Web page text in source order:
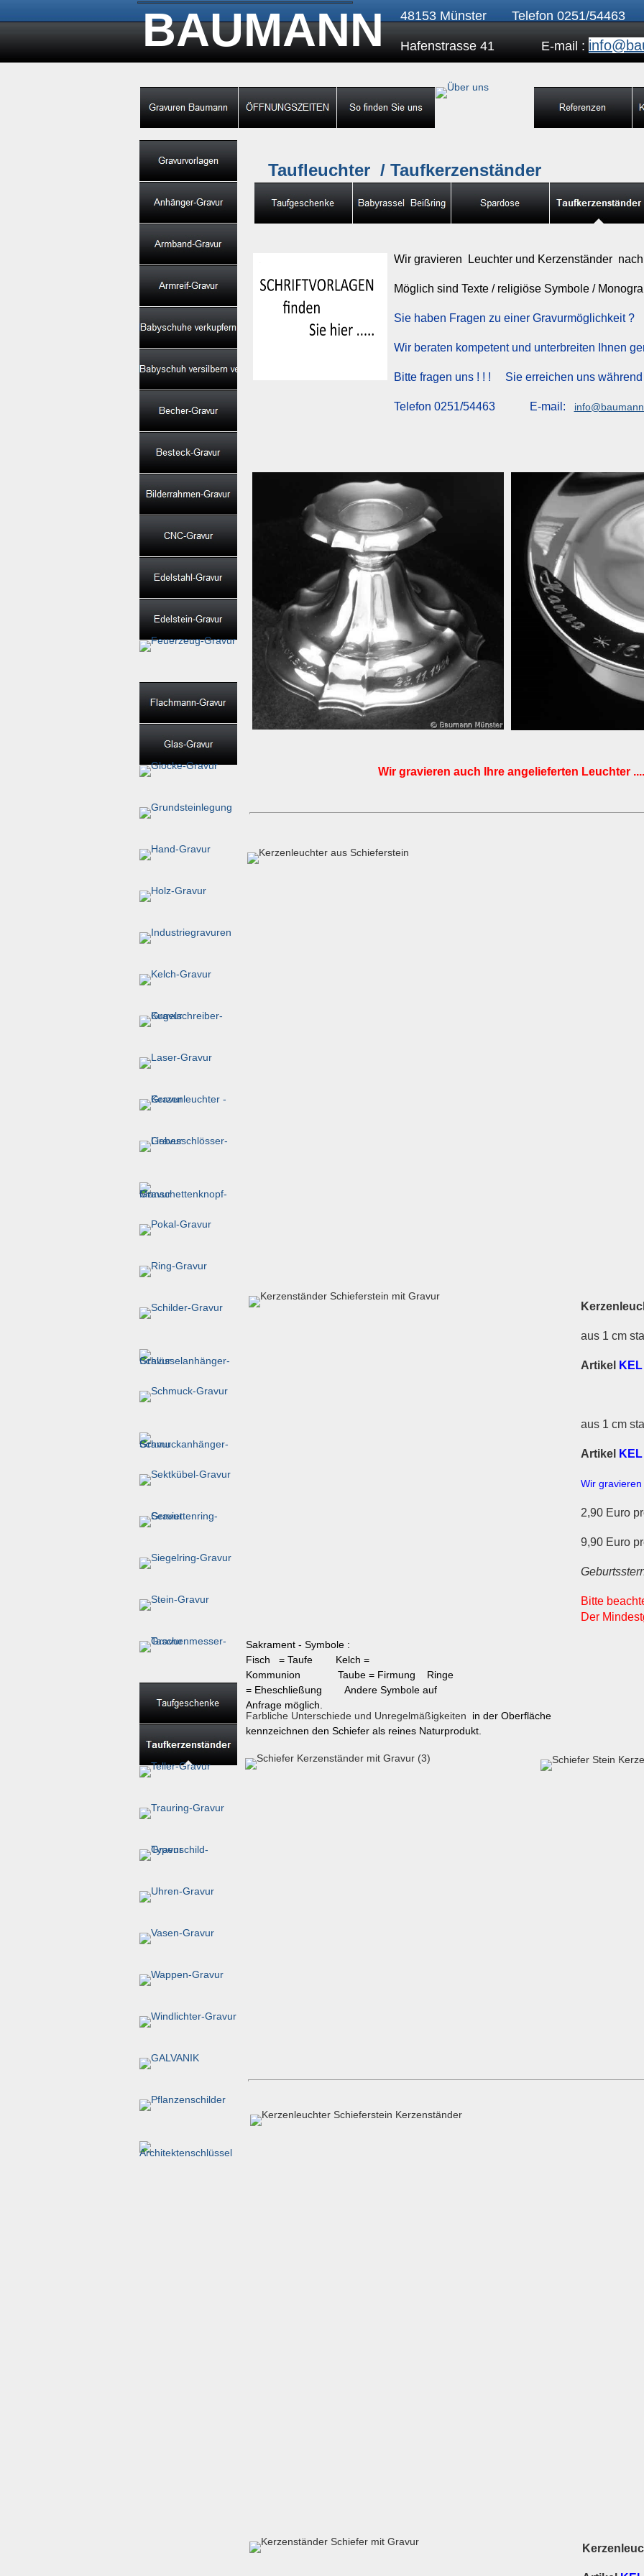
Taufleuchter / Taufkerzenständer
Wir gravieren Leuchter und Kerzenständer
Möglich sind Texte / religiöse Symbole /
Sie haben Fragen zu einer Gravurmöglichkeit ?
Wir beraten kompetent und unterbreiten Ihnen
Bitte fragen uns ! ! ! Sie erreichen uns während
Telefon 0251/54463 E-mail:
Wir gravieren auch Ihre angelieferten Leuchter
aus 1 cm
Artikel
aus 1 cm
Artikel
Wir
2,90 Euro
9,90 Euro
Bitte
Der
Sakrament - Symbole :
Fisch = Taufe Kelch =
Kommunion Taube = Firmung Ringe
= Eheschließung Andere Symbole auf
Anfrage möglich.
Farbliche Unterschiede und Unregelmäßigkeiten in der Oberfläche
kennzeichnen den Schiefer als reines Naturprodukt.
48153 Münster Telefon 0251/
Hafenstrasse 41 E-mail :
BAUMANN